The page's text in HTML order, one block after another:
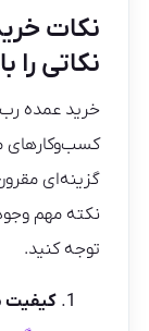
نکات
نکاتی را
خرید عمده رب
کسب‌وکارهای
گزینه‌ای
نکته مهم
توجه کنید.